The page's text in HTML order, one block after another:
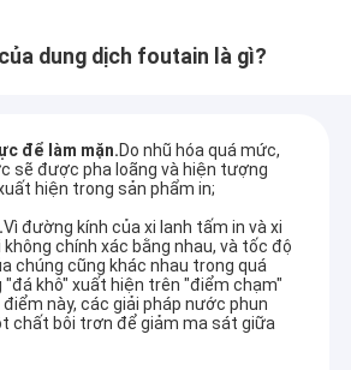
dung dịch foutain là gì?
để làm mặn.Do nhũ hóa quá mức,
sẽ được pha loãng và hiện tượng
hiện trong sản phẩm in;
Vì đường kính của xi lanh tấm in và xi
không chính xác bằng nhau, và tốc độ
chúng cũng khác nhau trong quá
khô" xuất hiện trên "điểm chạm"
này, các giải pháp nước phun
chất bôi trơn để giảm ma sát giữa